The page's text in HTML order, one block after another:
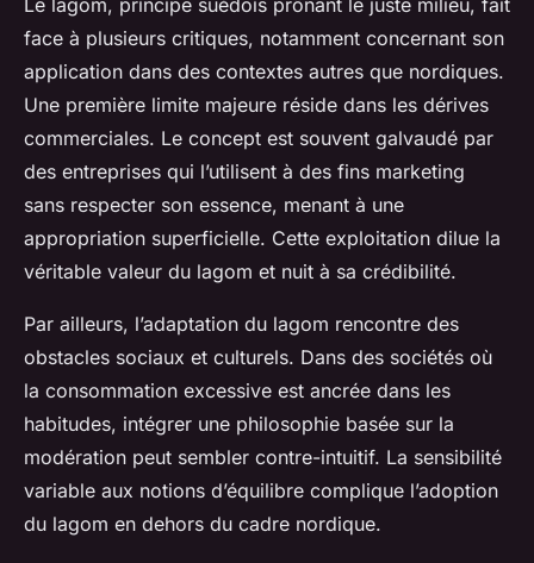
Le lagom, principe suédois prônant le juste milieu, fait
face à plusieurs critiques, notamment concernant son
application dans des contextes autres que nordiques.
Une première limite majeure réside dans les dérives
commerciales. Le concept est souvent galvaudé par
des entreprises qui l’utilisent à des fins marketing
sans respecter son essence, menant à une
appropriation superficielle. Cette exploitation dilue la
véritable valeur du lagom et nuit à sa crédibilité.
Par ailleurs, l’adaptation du lagom rencontre des
obstacles sociaux et culturels. Dans des sociétés où
la consommation excessive est ancrée dans les
habitudes, intégrer une philosophie basée sur la
modération peut sembler contre-intuitif. La sensibilité
variable aux notions d’équilibre complique l’adoption
du lagom en dehors du cadre nordique.